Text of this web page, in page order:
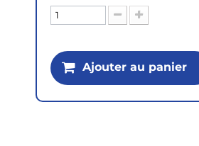
Ajouter au panier